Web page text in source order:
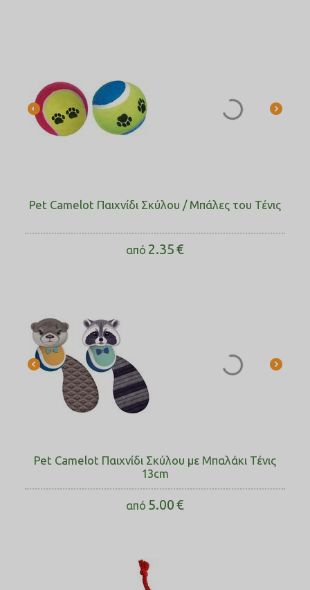
Pet Camelot Παιχνίδι Σκύλου / Μπάλες του Τένις
από 2.35€
Pet Camelot Παιχνίδι Σκύλου με Μπαλάκι Τένις
13cm
από 5.00€